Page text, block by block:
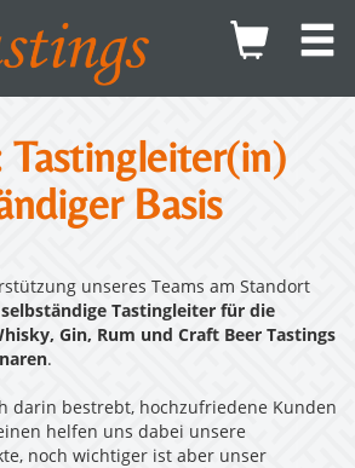
Basis
unseres Teams am Standort
selbständige Tastingleiter für die
Gin, Rum und Craft Beer Tastings
.
darin bestrebt, hochzufriedene Kunden
helfen uns dabei unsere
noch wichtiger ist aber unser